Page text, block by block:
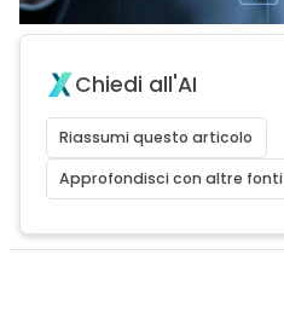
Chiedi all'AI
Riassumi questo articolo
Approfondisci con altre fonti